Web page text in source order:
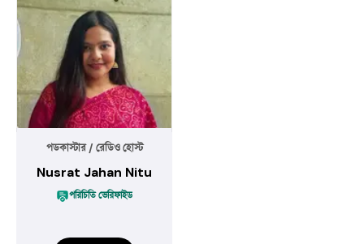
পডকাস্টার / রেডিও হোস্ট
Nusrat Jahan Nitu
পরিচিতি ভেরিফাইড